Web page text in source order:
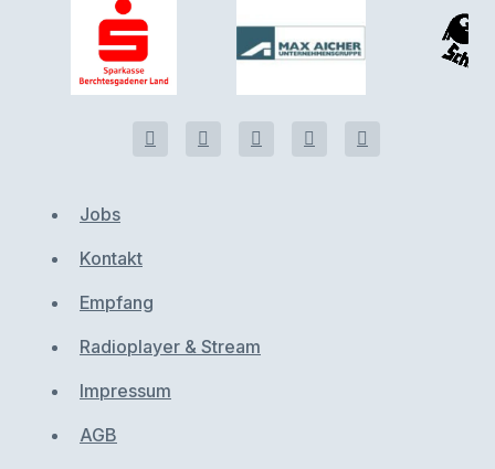
Jobs
Kontakt
Empfang
Radioplayer & Stream
Impressum
AGB